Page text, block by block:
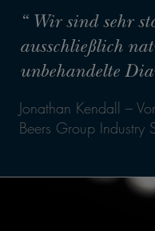
“ Wir sind sehr
ausschließlich
unbehandelte
Jonathan Kendall –
Beers Group Industry